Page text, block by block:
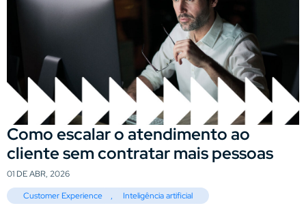
Como escalar o atendimento ao
cliente sem contratar mais pessoas
01 DE ABR, 2026
Customer Experience
, Inteligência artificial